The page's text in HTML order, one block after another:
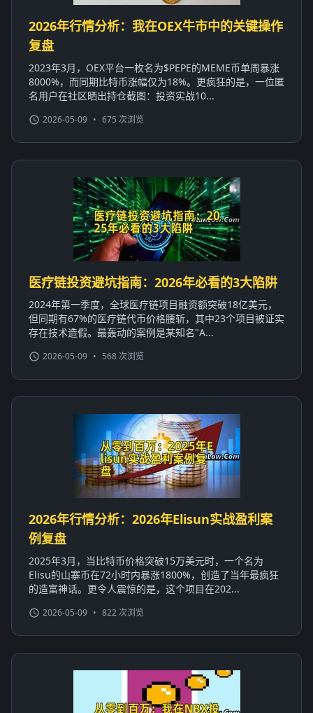
2026年行情分析：我在OEX牛市中的关键操作
复盘
2023年3月，OEX平台一枚名为$PEPE的MEME币单周暴涨
8000%，而同期比特币涨幅仅为18%。更疯狂的是，一位匿
名用户在社区晒出持仓截图：投资实战10...
2026-05-09 • 675 次浏览
医疗链投资避坑指南：2026年必看的3大陷阱
2024年第一季度，全球医疗链项目融资额突破18亿美元，
但同期有67%的医疗链代币价格腰斩，其中23个项目被证实
存在技术造假。最轰动的案例是某知名"A...
2026-05-09 • 568 次浏览
2026年行情分析：2026年Elisun实战盈利案
例复盘
2025年3月，当比特币价格突破15万美元时，一个名为
Elisu的山寨币在72小时内暴涨1800%，创造了当年最疯狂
的造富神话。更令人震惊的是，这个项目在202...
2026-05-09 • 822 次浏览